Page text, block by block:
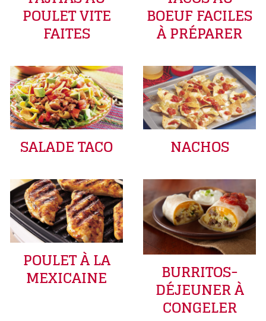
POULET VITE
FAITES
BOEUF FACILES
À PRÉPARER
SALADE TACO NACHOS
POULET À LA
MEXICAINE BURRITOS-
DÉJEUNER À
CONGELER